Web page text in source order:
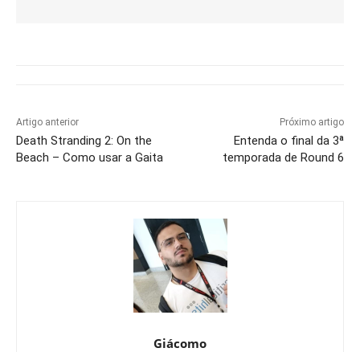
Artigo anterior
Death Stranding 2: On the
Beach – Como usar a Gaita
Próximo artigo
Entenda o final da 3ª
temporada de Round 6
Giácomo